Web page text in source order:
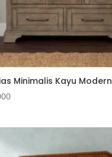
Minimalis Kayu Modern